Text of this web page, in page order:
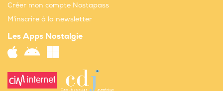
Créer mon compte Nostapass
M'inscrire à la newsletter
Les Apps Nostalgie